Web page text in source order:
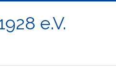
e.V.